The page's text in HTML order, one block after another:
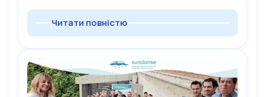
Читати повністю